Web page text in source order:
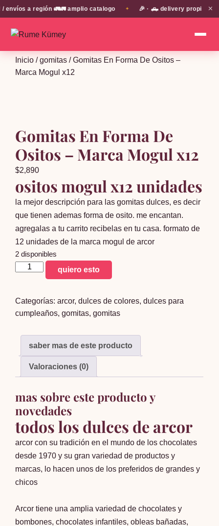
a región 🚛🚛 amplio catalogo 🎉 · 🛻 delivery propio en ✕
Inicio /gomitas / Gomitas En Forma De Ositos –
Marca Mogul x12
Gomitas En Forma De
Ositos – Marca Mogul x12
$2,890
ositos mogul x12 unidades
la mejor descripción para las gomitas dulces, es decir
que tienen ademas forma de osito. me encantan.
agregalas a tu carrito recibelas en tu casa. formato de
12 unidades de la marca mogul de arcor
2 disponibles
Gomitas
De
Ositos
cantidad
quiero esto
Categorías:arcor,dulces de colores,dulces para
cumpleaños,gomitas,gomitas
saber mas de este producto
Valoraciones (0)
mas sobre este producto y
novedades
todos los dulces de arcor
arcor con su tradición en el mundo de los chocolates
desde 1970 y su gran variedad de productos y
marcas, lo hacen unos de los preferidos de grandes y
chicos
Arcor tiene una amplia variedad de chocolates y
bombones, chocolates infantiles, obleas bañadas,